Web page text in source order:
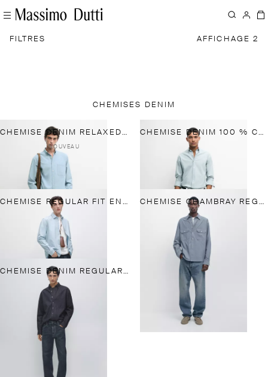
FILTRES AFFICHAGE 2
CHEMISES DENIM
CHEMISE DENIM RELAXED FIT AVEC POCHE
NOUVEAU
CHEMISE DENIM 100 % COTON
CHEMISE REGULAR FIT EN DENIM 100 % COTON CHEMISE CHAMBRAY REGULAR FIT AVEC POCHES
CHEMISE DENIM REGULAR FIT